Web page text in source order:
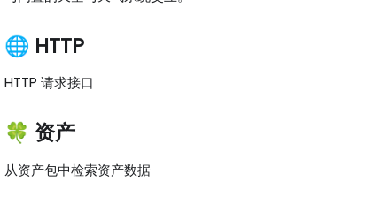
🌐 HTTP
HTTP 请求接口
🍀 资产
从资产包中检索资产数据